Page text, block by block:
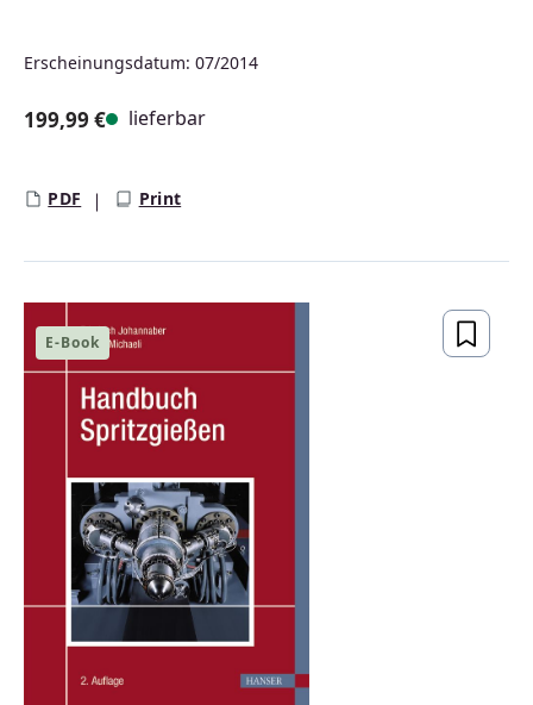
Erscheinungsdatum: 07/2014
199,99 € lieferbar
PDF Print
E-Book